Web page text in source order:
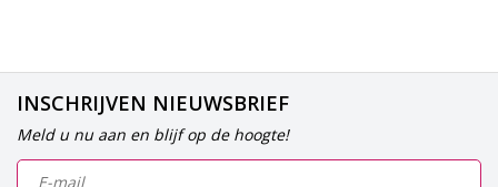
INSCHRIJVEN NIEUWSBRIEF
Meld u nu aan en blijf op de hoogte!